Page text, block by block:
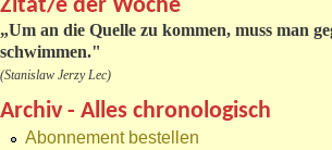
Zitat/e der Woche
„Um an die Quelle zu kommen, muss man
schwimmen."
(Stanislaw Jerzy Lec)
Archiv - Alles chronologisch
Abonnement bestellen